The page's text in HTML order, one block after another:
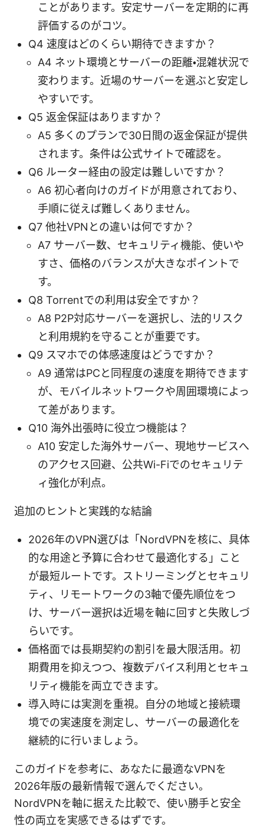
ことがあります。安定サーバーを定期的に再
評価するのがコツ。
Q4 速度はどのくらい期待できますか？
A4 ネット環境とサーバーの距離・混雑状況で
変わります。近場のサーバーを選ぶと安定し
やすいです。
Q5 返金保証はありますか？
A5 多くのプランで30日間の返金保証が提供
されます。条件は公式サイトで確認を。
Q6 ルーター経由の設定は難しいですか？
A6 初心者向けのガイドが用意されており、
手順に従えば難しくありません。
Q7 他社VPNとの違いは何ですか？
A7 サーバー数、セキュリティ機能、使いや
すさ、価格のバランスが大きなポイントで
す。
Q8 Torrentでの利用は安全ですか？
A8 P2P対応サーバーを選択し、法的リスク
と利用規約を守ることが重要です。
Q9 スマホでの体感速度はどうですか？
A9 通常はPCと同程度の速度を期待できます
が、モバイルネットワークや周囲環境によっ
て差があります。
Q10 海外出張時に役立つ機能は？
A10 安定した海外サーバー、現地サービスへ
のアクセス回避、公共Wi-Fiでのセキュリテ
ィ強化が利点。
追加のヒントと実践的な結論
2026年のVPN選びは「NordVPNを核に、具体
的な用途と予算に合わせて最適化する」こと
が最短ルートです。ストリーミングとセキュリ
ティ、リモートワークの3軸で優先順位をつ
け、サーバー選択は近場を軸に回すと失敗しづ
らいです。
価格面では長期契約の割引を最大限活用。初
期費用を抑えつつ、複数デバイス利用とセキュ
リティ機能を両立できます。
導入時には実測を重視。自分の地域と接続環
境での実速度を測定し、サーバーの最適化を
継続的に行いましょう。
このガイドを参考に、あなたに最適なVPNを
2026年版の最新情報で選んでください。
NordVPNを軸に据えた比較で、使い勝手と安全
性の両立を実感できるはずです。